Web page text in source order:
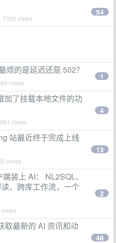
7330 views
54
烦的是延迟还是 502？
views
1
加了挂载本地文件的功
views
4
站最近终于完成上线
views
13
装上 AI： NL2SQL、
、跨库工作流，一个
2
取最新的 AI 资讯和动
48